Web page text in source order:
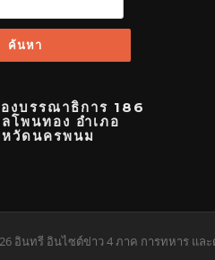
งบรรณาธิการ 186
โพนทอง อำเภอ
วัดนครพนม
อินทรี อินไซต์ข่าว 4 ภาค การทหาร และ